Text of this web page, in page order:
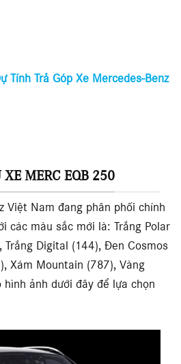
Tính Trả Góp Xe Mercedes-Benz
MERC EQB 250
Việt Nam đang phân phối chính
các màu sắc mới là:
Trắng Polar
Digital (144), Đen Cosmos
Xám Mountain (787), Vàng
hình ảnh dưới đây để lựa chọn